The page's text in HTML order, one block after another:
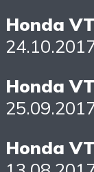
Honda
Honda
Honda